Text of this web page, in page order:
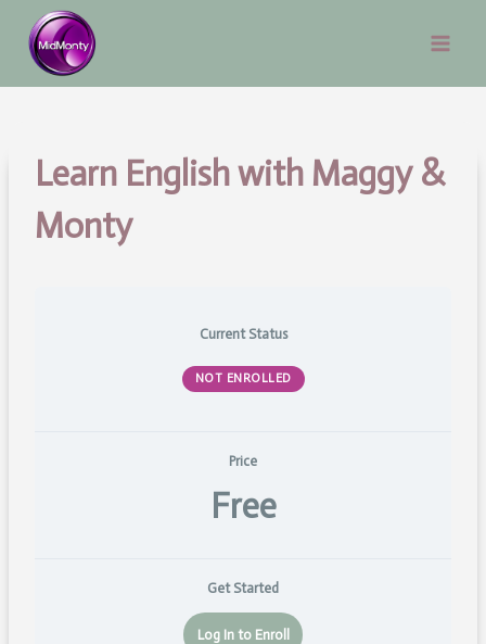
content
Learn English with Maggy &
Monty
Current Status
NOT ENROLLED
Price
Free
Get Started
Log In to Enroll